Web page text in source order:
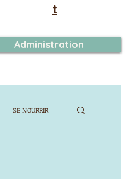
t
Administration
SE NOURRIR